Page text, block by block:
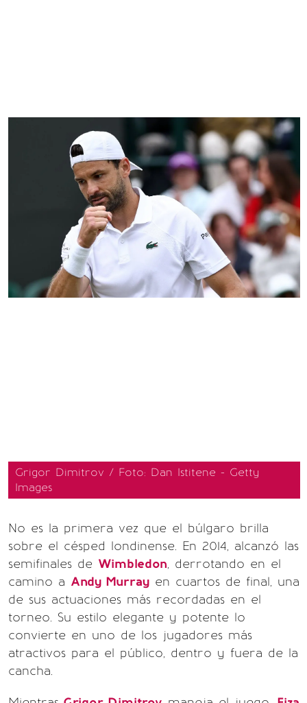
Grigor Dimitrov / Foto: Dan Istitene - Getty
Images
No es la primera vez que el búlgaro brilla
sobre el césped londinense. En 2014, alcanzó las
semifinales de Wimbledon, derrotando en el
camino a Andy Murray en cuartos de final, una
de sus actuaciones más recordadas en el
torneo. Su estilo elegante y potente lo
convierte en uno de los jugadores más
atractivos para el público, dentro y fuera de la
cancha.